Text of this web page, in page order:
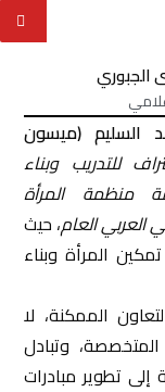
الجبوري
السليم (ميسون
للتدريب وبناء
منظمة المرأة
العربي العام، حيث
المرأة وبناء
الممكنة، لا
المتخصصة، وتبادل
إلى تطوير مبادرات